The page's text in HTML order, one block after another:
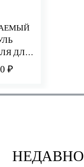
ДЛЯ
ДУША
₽
НЕДАВНО